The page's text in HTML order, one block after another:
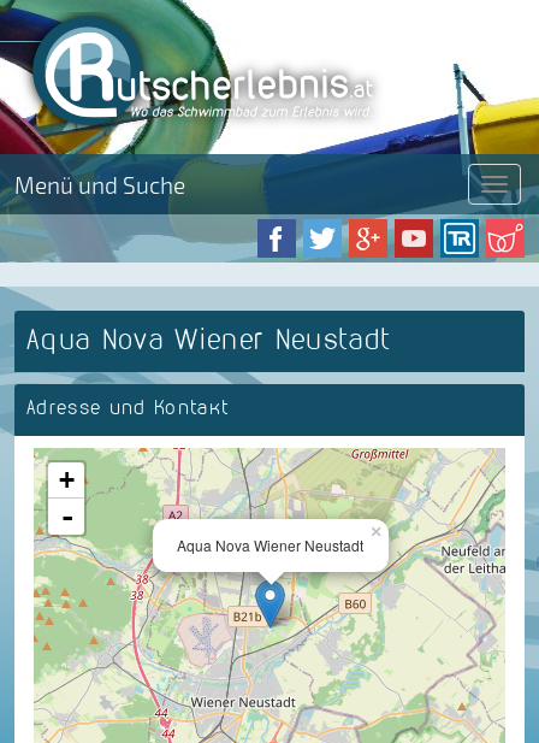
Menü und Suche Menü
Aqua Nova Wiener Neustadt
Adresse und Kontakt
×
Aqua Nova Wiener Neustadt
+
-